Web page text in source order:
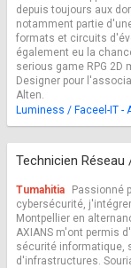
depuis toujours aux
notamment partie
formats et circuits
également eu la
serious game RPG 2D
Designer pour
Alten.
Luminess / Faceel-IT -
Technicien
Tumahitia
Passionné
cybersécurité,
Montpellier en
AXIANS m'ont permis
sécurité informatique,
d'infrastructures.